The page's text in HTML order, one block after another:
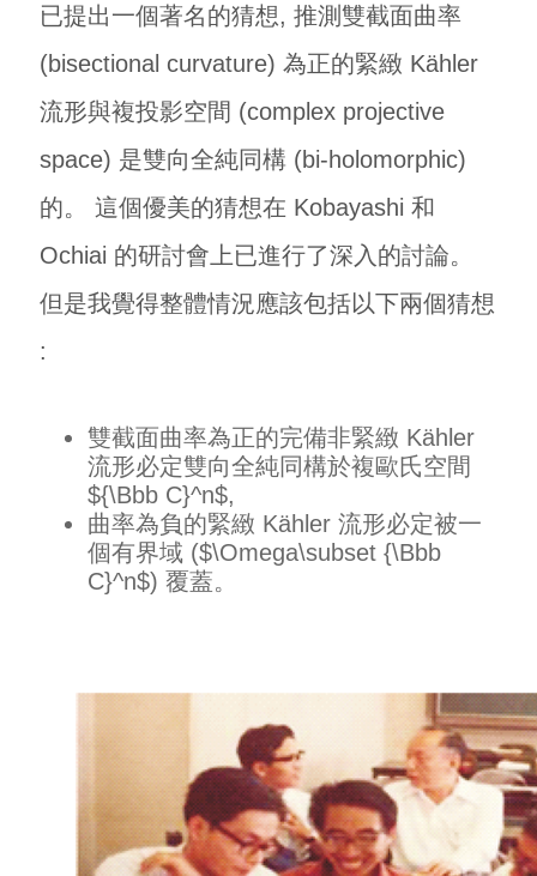
已提出一個著名的猜想, 推測雙截面曲率
(bisectional curvature) 為正的緊緻 Kähler
流形與複投影空間 (complex projective
space) 是雙向全純同構 (bi-holomorphic)
的。 這個優美的猜想在 Kobayashi 和
Ochiai 的研討會上已進行了深入的討論。
但是我覺得整體情況應該包括以下兩個猜想
:
雙截面曲率為正的完備非緊緻 Kähler
流形必定雙向全純同構於複歐氏空間
${\Bbb C}^n$,
曲率為負的緊緻 Kähler 流形必定被一
個有界域 ($\Omega\subset {\Bbb
C}^n$) 覆蓋。